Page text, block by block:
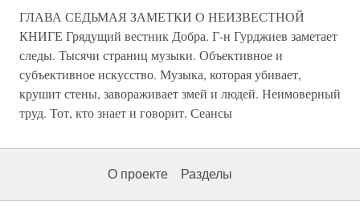
ГЛАВА СЕДЬМАЯ ЗАМЕТКИ О НЕИЗВЕСТНОЙ
КНИГЕ Грядущий вестник Добра. Г-н Гурджиев заметает
следы. Тысячи страниц музыки. Объективное и
субъективное искусство. Музыка, которая убивает,
крушит стены, завораживает змей и людей. Неимоверный
труд. Тот, кто знает и говорит. Сеансы
О проекте Разделы